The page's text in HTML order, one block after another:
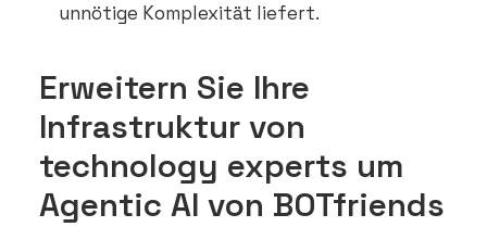
unnötige Komplexität liefert.
Erweitern Sie Ihre
Infrastruktur von
technology experts um
Agentic AI von BOTfriends